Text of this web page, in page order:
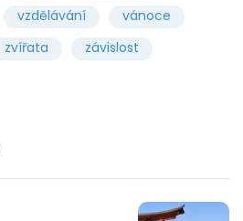
vzdělávání
vánoce
zvířata
závislost